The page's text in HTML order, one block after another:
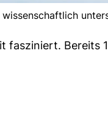
fasziniert. Bereits